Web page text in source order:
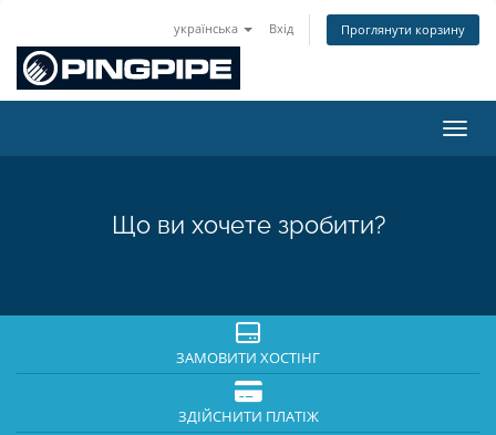
українська Вхід Проглянути корзину
Що ви хочете зробити?
ЗАМОВИТИ ХОСТІНГ
ЗДІЙСНИТИ ПЛАТІЖ